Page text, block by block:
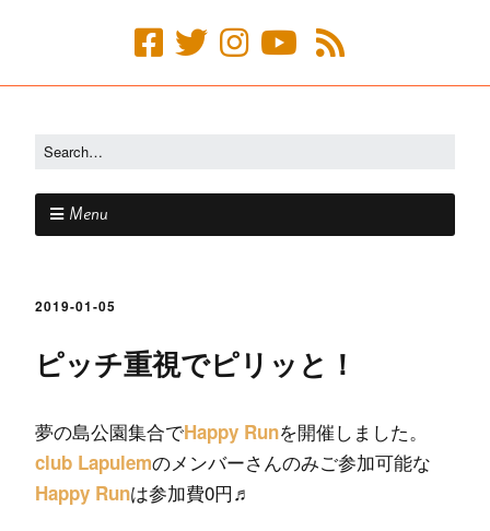
Menu
2019-01-05
ピッチ重視でピリッと！
夢の島公園集合でHappy Runを開催しました。
club Lapulemのメンバーさんのみご参加可能な
Happy Runは参加費0円♬